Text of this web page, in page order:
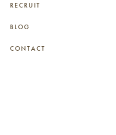
RECRUIT
BLOG
CONTACT